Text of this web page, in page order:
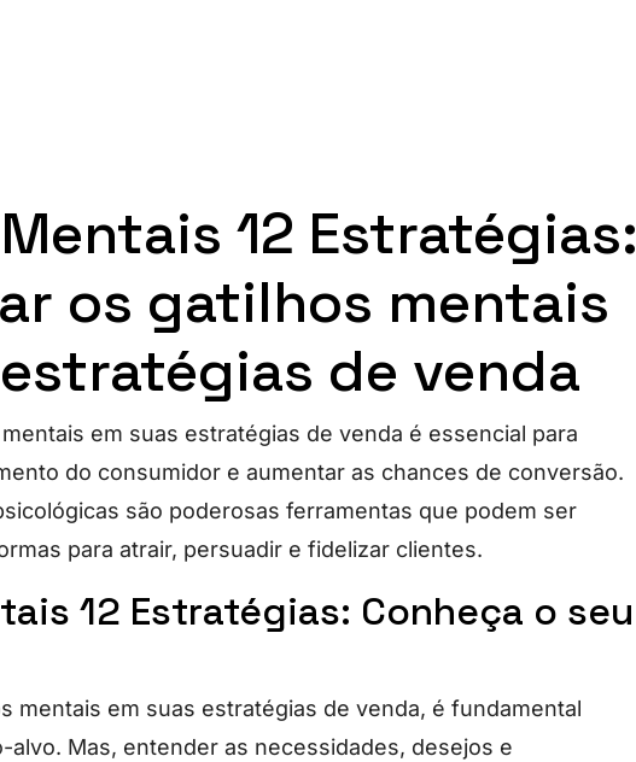
12 Estratégias:
os gatilhos mentais
de venda
em suas estratégias de venda é essencial para
do consumidor e aumentar as chances de conversão.
são poderosas ferramentas que podem ser
para atrair, persuadir e fidelizar clientes.
12 Estratégias: Conheça o seu
mentais em suas estratégias de venda, é fundamental
alvo. Mas, entender as necessidades, desejos e